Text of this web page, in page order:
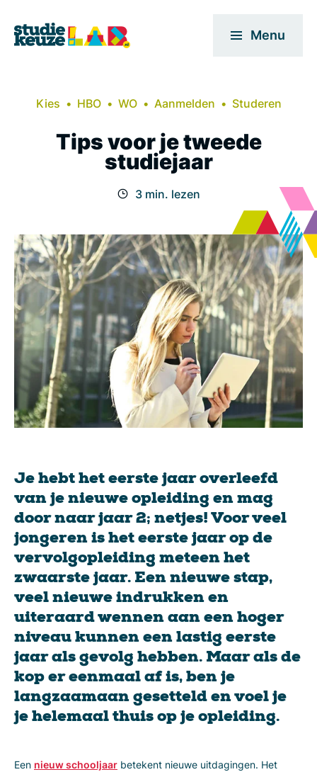
Menu
Kies HBO WO Aanmelden Studeren
Tips voor je tweede
studiejaar
3 min. lezen
Je hebt het eerste jaar overleefd
van je nieuwe opleiding en mag
door naar jaar 2; netjes! Voor veel
jongeren is het eerste jaar op de
vervolgopleiding meteen het
zwaarste jaar. Een nieuwe stap,
veel nieuwe indrukken en
uiteraard wennen aan een hoger
niveau kunnen een lastig eerste
jaar als gevolg hebben. Maar als de
kop er eenmaal af is, ben je
langzaamaan gesetteld en voel je
je helemaal thuis op je opleiding.
Een nieuw schooljaar betekent nieuwe uitdagingen. Het